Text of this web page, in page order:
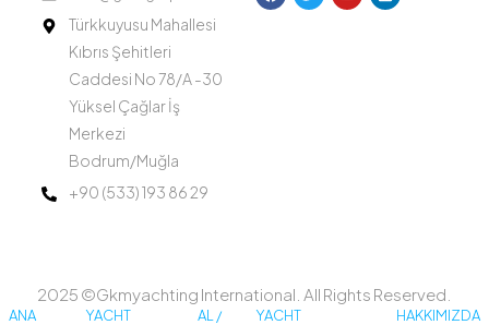
Türkkuyusu Mahallesi
Kıbrıs Şehitleri
Caddesi No 78/A -30
Yüksel Çağlar İş
Merkezi
Bodrum/Muğla
+90 (533) 193 86 29
2025 ©Gkmyachting International. All Rights Reserved.
ANA
YACHT
AL /
YACHT
HAKKIMIZDA